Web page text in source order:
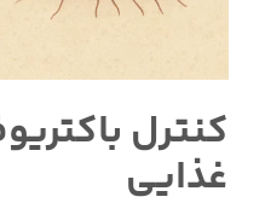
کنترل
غذایی